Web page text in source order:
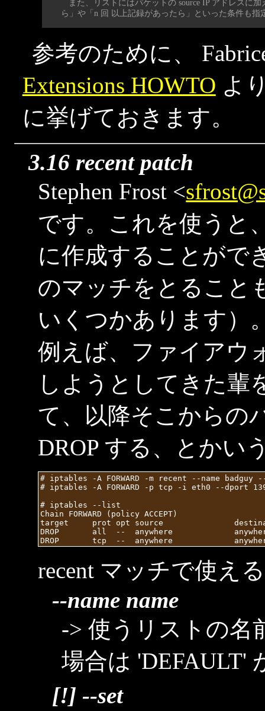
また、リストにはパケットの source IP アドレスに
ら」や「n 回 以上記録があったら」といった条件も指
参考のために、
Extensions HOWTO よ
に挙げておきます。
3.16 recent patch
Stephen Frost <
です。これを使うと
に作成することがで
のマッチをとること
いくつかあります）
例えば、ファイアウ
しようとしてきた輩
て、以降そこからの
DROP する、とかい
# iptables -A FORWARD -m recent --name badguy
# iptables -A FORWARD -p tcp -i eth0 --dport
# iptables --list
Chain FORWARD (policy ACCEPT)
target     prot opt source
DROP       all  --  anywhere
recent マッチで使え
--name name
-> 使うリストの名
場合は 'DEFAULT'
[!] --set